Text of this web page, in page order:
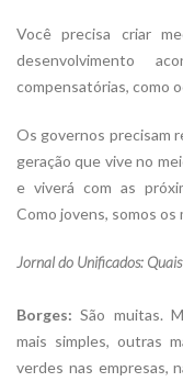
Você precisa criar
desenvolvimento
compensatórias, como
Os governos precisam
geração que vive no
e viverá com as
Como jovens, somos os
Jornal do Unificados:
Borges: São muitas.
mais simples, outras
verdes nas empresas,